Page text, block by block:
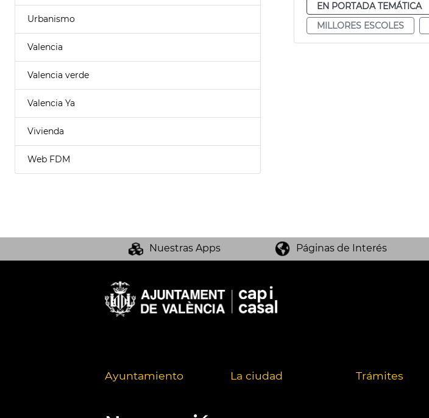
Urbanismo
Valencia
Valencia verde
Valencia Ya
Vivienda
Web FDM
EN PORTADA TEMÁTICA
MILLORES ESCOLES
Nuestras Apps Páginas de Interés
Ayuntamiento La ciudad Trámites